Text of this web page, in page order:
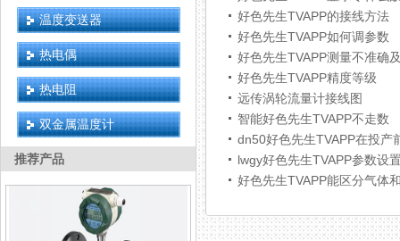
温度变送器
热电偶
热电阻
双金属温度计
推荐产品
好色先生TVAPP的接线方法
好色先生TVAPP如何调参数
好色先生TVAPP测量不准确
好色先生TVAPP精度等级
远传涡轮流量计接线图
智能好色先生TVAPP不走数
dn50好色先生TVAPP在投产
lwgy好色先生TVAPP参数设
好色先生TVAPP能区分气体